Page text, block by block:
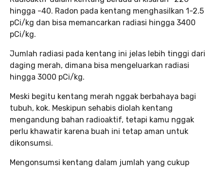
hingga -40. Radon pada kentang menghasilkan 1-2.5
pCi/kg dan bisa memancarkan radiasi hingga 3400
pCi/kg.
Jumlah radiasi pada kentang ini jelas lebih tinggi dari
daging merah, dimana bisa mengeluarkan radiasi
hingga 3000 pCi/kg.
Meski begitu kentang merah nggak berbahaya bagi
tubuh, kok. Meskipun sehabis diolah kentang
mengandung bahan radioaktif, tetapi kamu nggak
perlu khawatir karena buah ini tetap aman untuk
dikonsumsi.
Mengonsumsi kentang dalam jumlah yang cukup